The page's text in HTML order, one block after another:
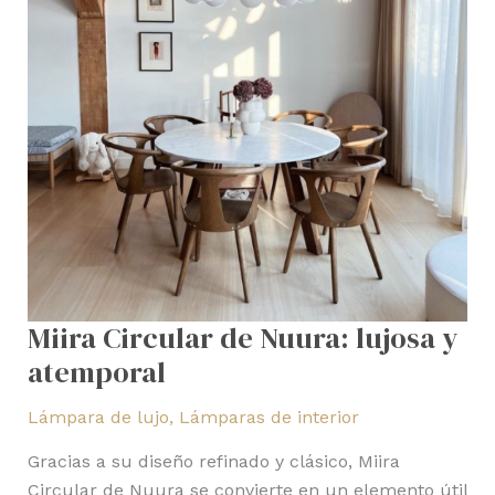
Miira Circular de Nuura: lujosa y
atemporal
Lámpara de lujo, Lámparas de interior
Gracias a su diseño refinado y clásico, Miira
Circular de Nuura se convierte en un elemento útil